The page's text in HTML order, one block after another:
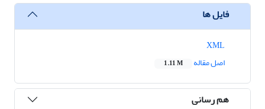
فایل ها
اصل مقاله
1.11 M
هم رسانی